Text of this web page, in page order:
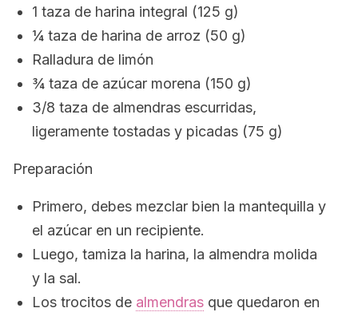
1 taza de harina integral (125 g)
¼ taza de harina de arroz (50 g)
Ralladura de limón
¾ taza de azúcar morena (150 g)
3/8 taza de almendras escurridas,
ligeramente tostadas y picadas (75 g)
Preparación
Primero, debes mezclar bien la mantequilla y
el azúcar en un recipiente.
Luego, tamiza la harina, la almendra molida
y la sal.
Los trocitos de almendras que quedaron en